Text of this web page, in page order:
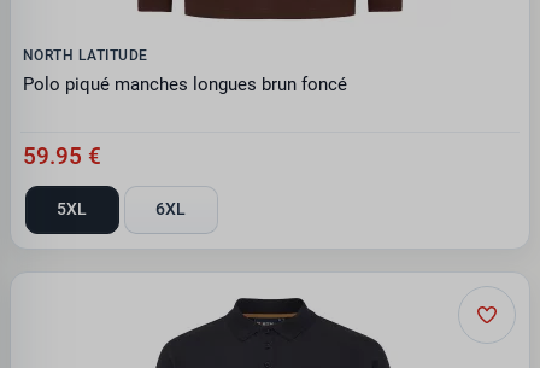
NORTH LATITUDE
Polo piqué manches longues brun foncé
59.95 €
5XL 6XL